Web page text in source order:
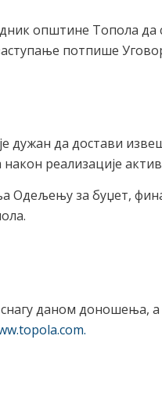
општине Топола да
потпише
дужан да достави
реализације
Одељењу за буџет,
даном доношења,